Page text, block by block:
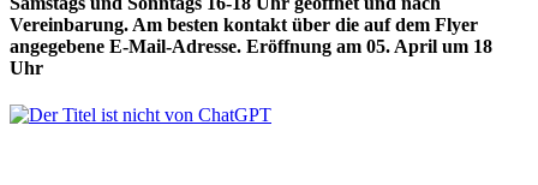
Vereinbarung. Am besten kontakt über die auf dem Flyer
angegebene E-Mail-Adresse. Eröffnung am 05. April um 18
Uhr